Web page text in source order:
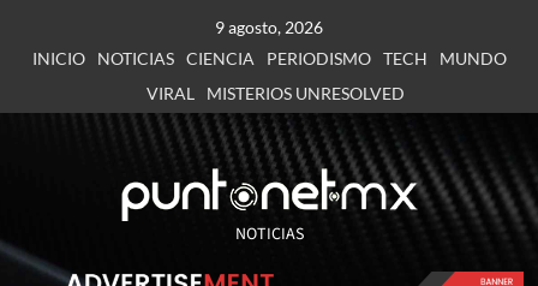
9 agosto, 2026
INICIO
NOTICIAS CIENCIA PERIODISMO TECH
MUNDO
VIRAL
MISTERIOS UNRESOLVED
NOTICIAS